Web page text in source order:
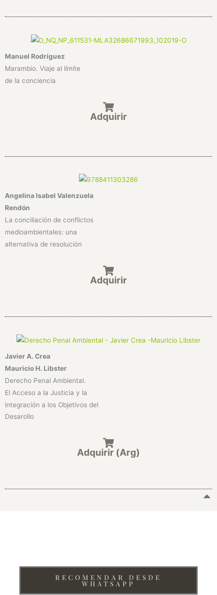
Manuel Rodríguez
Marambio. Viaje al límite
de la conciencia
Adquirir
Angelina Isabel Valenzuela
Rendón
La conciliación de conflictos
medioambientales: una
alternativa de resolución
Adquirir
Javier A. Crea
Mauricio H. Libster
Derecho Penal Ambiental.
El Acceso a la Justicia y la
integración a los Objetivos del
Desarollo
Adquirir (Arg)
RECOMENDAR DESDE
WHATSAPP